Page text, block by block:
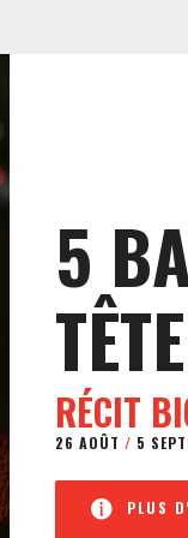
5
TÊTE
RÉCIT
26 AOÛT / 5
PLUS